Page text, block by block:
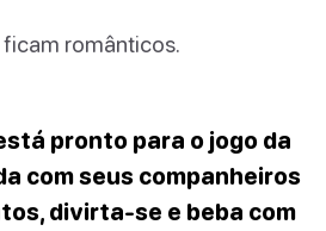
românticos.
pronto para o jogo da
com seus companheiros
divirta-se e beba com